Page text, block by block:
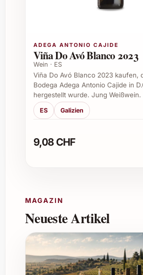
Anlässen wie Geburtstagen,
Kann Valdehermoso Joven
Geschenk verwendet
Absolut. Seine ansprechende
attraktive Design machen ihn zu
geschätzten Geschenkidee für
Ist dieser Wein vegan oder
oder der Webseite des
am besten direkt beim
Welche anderen Anlässe
den Einsatz von
2024?
ADEGA ANTONIO CAJIDE
Viña Do Avó Blanco 2023
Wein · ES
Viña Do Avó Blanco 2023 kaufen,
Bodega Adega Antonio Cajide in
hergestellt wurde. Jung Weißwein.
ES Galizien
9,08 CHF
MAGAZIN
Neueste Artikel